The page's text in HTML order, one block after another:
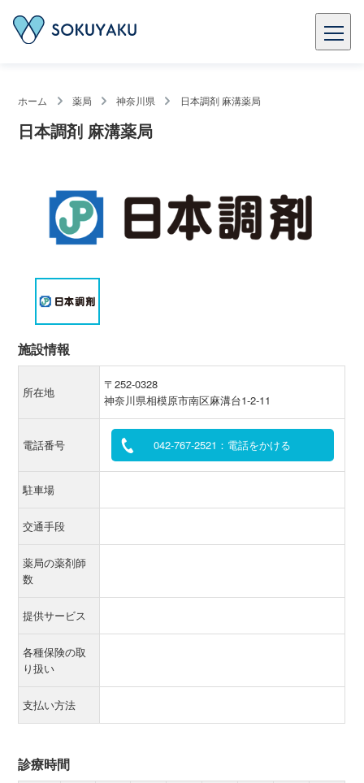
ホーム 薬局 神奈川県 日本調剤 麻溝薬局
日本調剤 麻溝薬局
施設情報
所在地
〒252-0328
神奈川県相模原市南区麻溝台1-2-11
電話番号 042-767-2521：電話をかける
駐車場
交通手段
薬局の薬剤師
数
提供サービス
各種保険の取
り扱い
支払い方法
診療時間